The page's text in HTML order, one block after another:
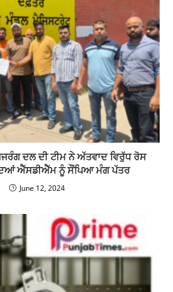
ਦਲ ਦੀ ਟੀਮ ਨੇ ਅੱਤਵਾਦ ਵਿਰੁੱਧ ਰੋਸ
ਐੱਸਡੀਐੱਮ ਨੂੰ ਸੌਂਪਿਆ ਮੰਗ ਪੱਤਰ
June 12, 2024